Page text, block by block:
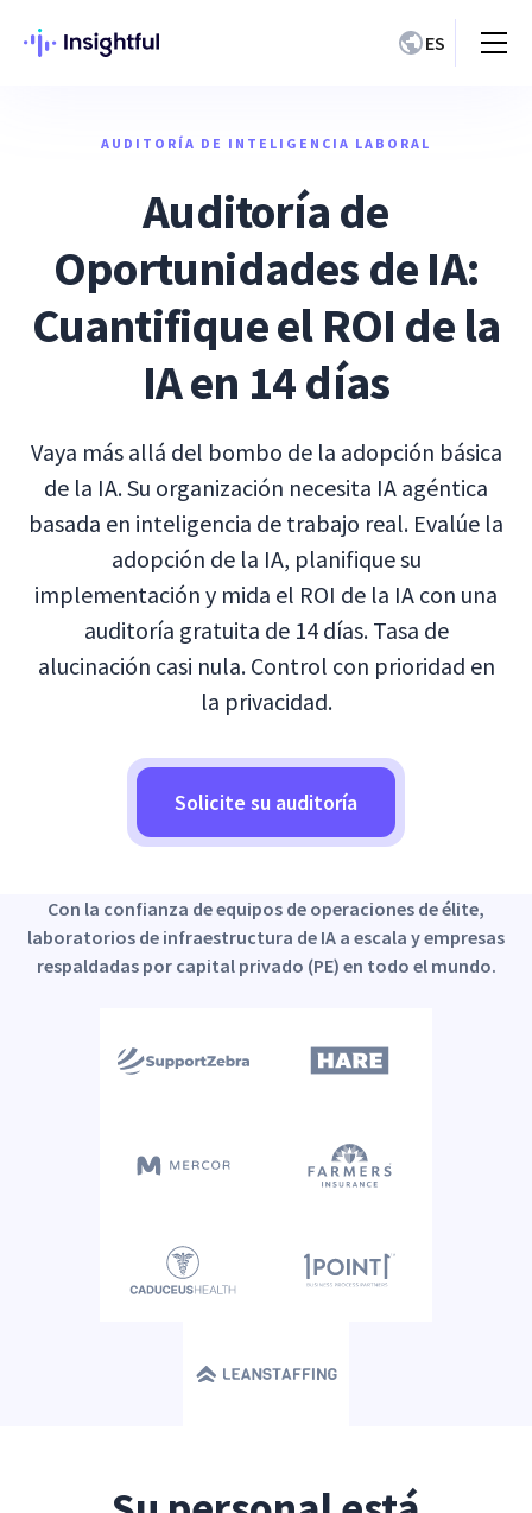
ES
AUDITORÍA DE INTELIGENCIA LABORAL
Auditoría de
Oportunidades de IA:
Cuantifique el ROI de la
IA en 14 días
Vaya más allá del bombo de la adopción básica
de la IA. Su organización necesita IA agéntica
basada en inteligencia de trabajo real. Evalúe la
adopción de la IA, planifique su
implementación y mida el ROI de la IA con una
auditoría gratuita de 14 días. Tasa de
alucinación casi nula. Control con prioridad en
la privacidad.
Solicite su auditoría
Con la confianza de equipos de operaciones de élite,
laboratorios de infraestructura de IA a escala y empresas
respaldadas por capital privado (PE) en todo el mundo.